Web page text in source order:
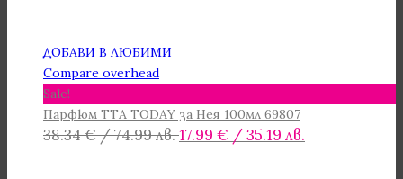
ДОБАВИ В ЛЮБИМИ
Compare overhead
Sale!
Парфюм TTA TODAY за Нея 100мл 69807
38.34€/ 74.99 лв.Original
17.99 € / 35.19 лв.